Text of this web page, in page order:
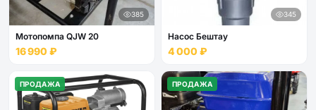
385
Мотопомпа QJW 20
16 990 ₽
345
Насос Бештау
4 000 ₽
ПРОДАЖА ПРОДАЖА